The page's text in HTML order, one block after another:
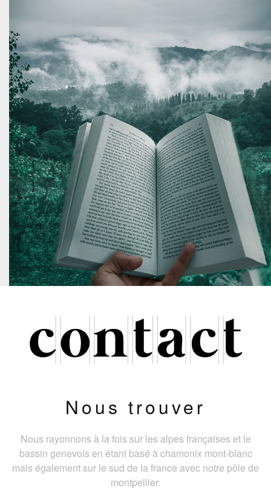
Nous trouver
Nous rayonnons à la fois sur les alpes françaises et le
bassin genevois en étant basé à chamonix mont-blanc
mais également sur le sud de la france avec notre pôle de
montpellier.